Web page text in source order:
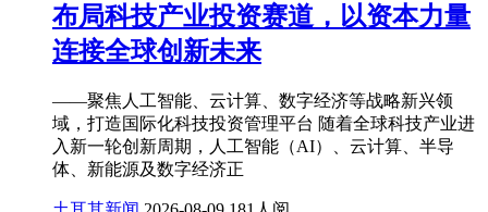
布局科技产业投资赛道，以资本力量
连接全球创新未来
——聚焦人工智能、云计算、数字经济等战略新兴领
域，打造国际化科技投资管理平台 随着全球科技产业进
入新一轮创新周期，人工智能（AI）、云计算、半导
体、新能源及数字经济正